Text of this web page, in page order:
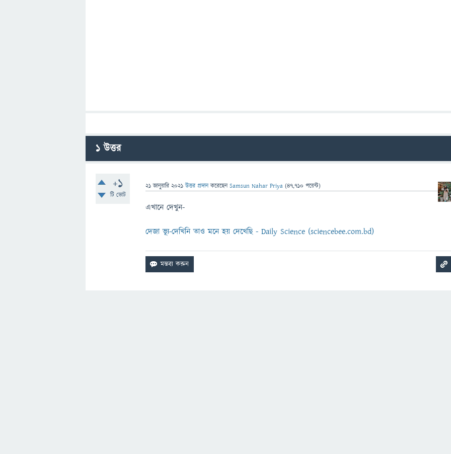
1উত্তর
+1
টি ভোট
21 জানুয়ারি 2021 উত্তর প্রদান করেছেনSamsun Nahar Priya (47,710 পয়েন্ট)
এখানে দেখুন-
দেজা ভ্যূ-দেখিনি তাও মনে হয় দেখেছি - Daily Science (sciencebee.com.bd)